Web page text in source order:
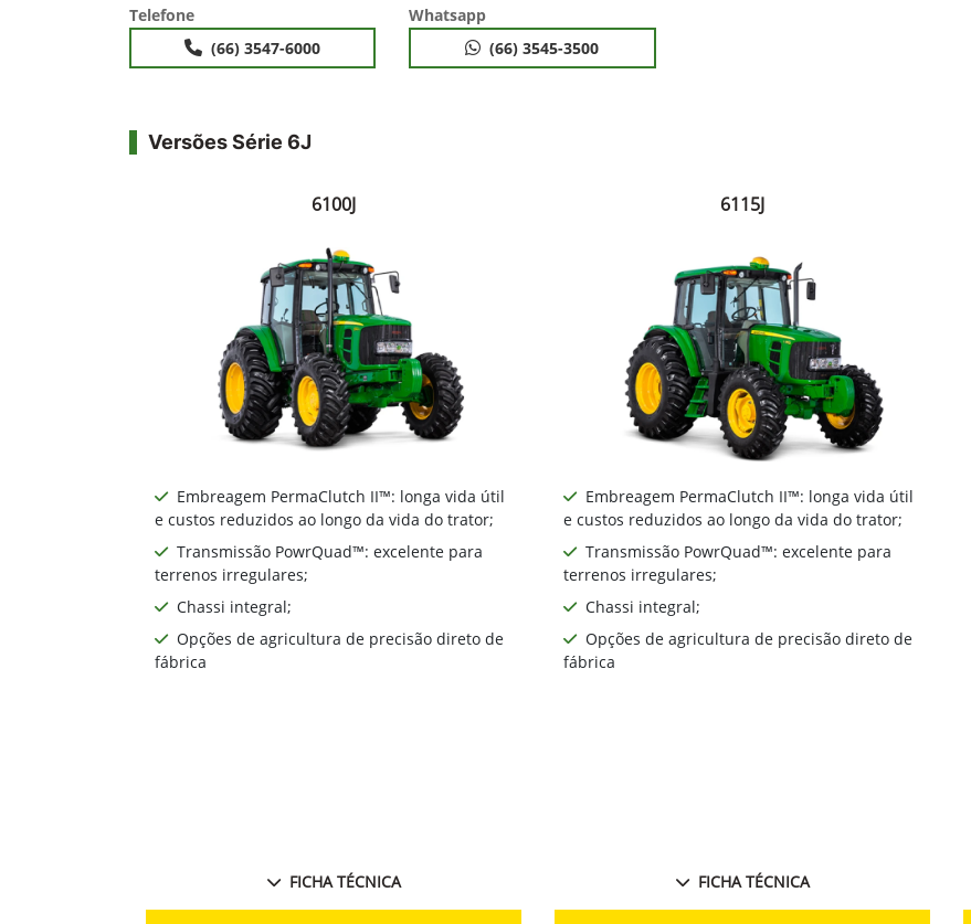
Telefone
(66) 3547-6000
Whatsapp
(66) 3545-3500
Versões Série 6J
6100J
Embreagem PermaClutch II™: longa vida útil
e custos reduzidos ao longo da vida do trator;
Transmissão PowrQuad™: excelente para
terrenos irregulares;
Chassi integral;
Opções de agricultura de precisão direto de
fábrica
FICHA TÉCNICA
6115J
Embreagem PermaClutch II™: longa vida útil
e custos reduzidos ao longo da vida do trator;
Transmissão PowrQuad™: excelente para
terrenos irregulares;
Chassi integral;
Opções de agricultura de precisão direto de
fábrica
FICHA TÉCNICA